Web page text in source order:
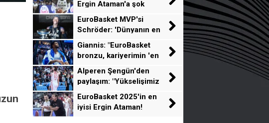
Ergin Ataman'a şok
sözler!
EuroBasket MVP'si
Schröder: 'Dünyanın en
iyi beş oyuncusu
Avrupa'dan geliyor'
Giannis: "EuroBasket
bronzu, kariyerimin 'en
büyük başarısı'"
Alperen Şengün'den
paylaşım: "Yükselişimiz
devam edecek"
EuroBasket 2025'in en
iyisi Ergin Ataman!